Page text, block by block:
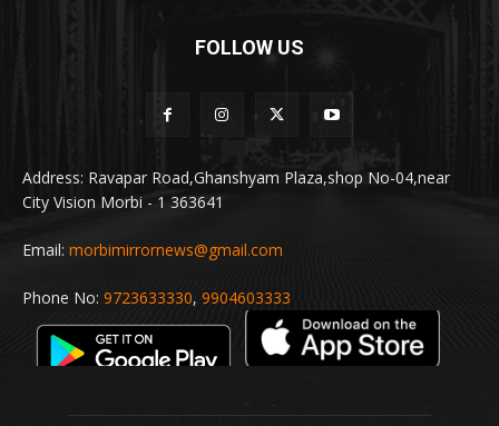
FOLLOW US
Address: Ravapar Road,Ghanshyam Plaza,shop No-04,near
City Vision Morbi - 1 363641
Email: morbimirrornews@gmail.com
Phone No: 9723633330, 9904603333